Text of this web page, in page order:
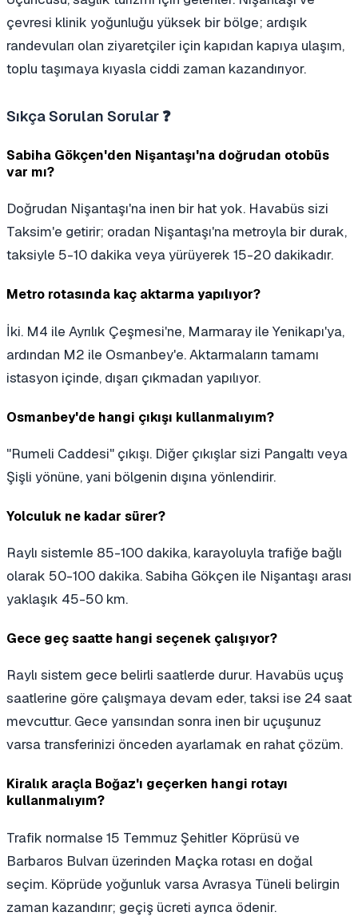
çevresi klinik yoğunluğu yüksek bir bölge; ardışık
randevuları olan ziyaretçiler için kapıdan kapıya ulaşım,
toplu taşımaya kıyasla ciddi zaman kazandırıyor.
Sıkça Sorulan Sorular ❓
Sabiha Gökçen'den Nişantaşı'na doğrudan otobüs
var mı?
Doğrudan Nişantaşı'na inen bir hat yok. Havabüs sizi
Taksim'e getirir; oradan Nişantaşı'na metroyla bir durak,
taksiyle 5-10 dakika veya yürüyerek 15-20 dakikadır.
Metro rotasında kaç aktarma yapılıyor?
İki. M4 ile Ayrılık Çeşmesi'ne, Marmaray ile Yenikapı'ya,
ardından M2 ile Osmanbey'e. Aktarmaların tamamı
istasyon içinde, dışarı çıkmadan yapılıyor.
Osmanbey'de hangi çıkışı kullanmalıyım?
"Rumeli Caddesi" çıkışı. Diğer çıkışlar sizi Pangaltı veya
Şişli yönüne, yani bölgenin dışına yönlendirir.
Yolculuk ne kadar sürer?
Raylı sistemle 85-100 dakika, karayoluyla trafiğe bağlı
olarak 50-100 dakika. Sabiha Gökçen ile Nişantaşı arası
yaklaşık 45-50 km.
Gece geç saatte hangi seçenek çalışıyor?
Raylı sistem gece belirli saatlerde durur. Havabüs uçuş
saatlerine göre çalışmaya devam eder, taksi ise 24 saat
mevcuttur. Gece yarısından sonra inen bir uçuşunuz
varsa transferinizi önceden ayarlamak en rahat çözüm.
Kiralık araçla Boğaz'ı geçerken hangi rotayı
kullanmalıyım?
Trafik normalse 15 Temmuz Şehitler Köprüsü ve
Barbaros Bulvarı üzerinden Maçka rotası en doğal
seçim. Köprüde yoğunluk varsa Avrasya Tüneli belirgin
zaman kazandırır; geçiş ücreti ayrıca ödenir.